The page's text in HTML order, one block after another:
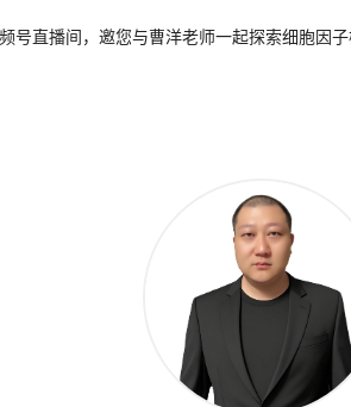
号直播间，邀您与曹洋老师一起探索细胞因